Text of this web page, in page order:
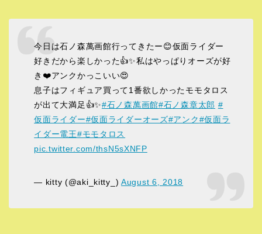
今日は石ノ森萬画館行ってきたー😊仮面ライダー
好きだから楽しかった👍✨私はやっぱりオーズが好
き❤️アンクかっこいい😍
息子はフィギュア買って1番欲しかったモモタロス
が出て大満足👍✨#石ノ森萬画館#石ノ森章太郎 #
仮面ライダー#仮面ライダーオーズ#アンク#仮面ラ
イダー電王#モモタロス
pic.twitter.com/thsN5sXNFP
— kitty (@aki_kitty_)August 6, 2018